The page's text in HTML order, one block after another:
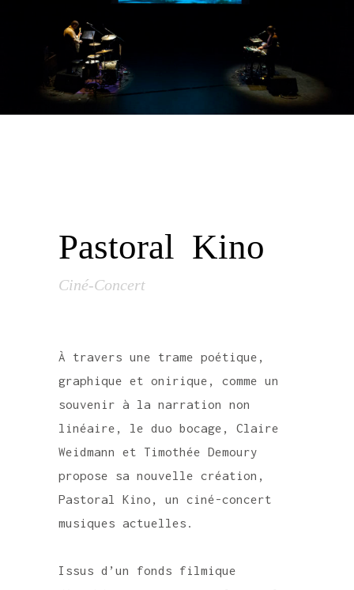
Pastoral Kino
Ciné-Concert
À travers une trame poétique,
graphique et onirique, comme un
souvenir à la narration non
linéaire, le duo bocage, Claire
Weidmann et Timothée Demoury
propose sa nouvelle création,
Pastoral Kino, un ciné-concert
musiques actuelles.
Issus d’un fonds filmique